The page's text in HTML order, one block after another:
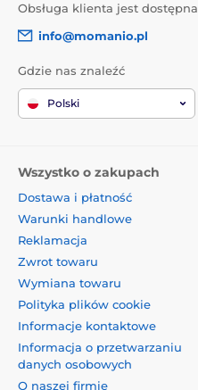
Obsługa klienta jest dostępna
info@momanio.pl
Gdzie nas znaleźć
Polski
Wszystko o zakupach
Dostawa i płatność
Warunki handlowe
Reklamacja
Zwrot towaru
Wymiana towaru
Polityka plików cookie
Informacje kontaktowe
Informacja o przetwarzaniu
danych osobowych
O naszej firmie